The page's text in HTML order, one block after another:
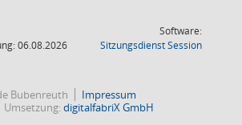
06.08.2026
Software:
SitzungsdienstSession(Wird in
Bubenreuth
Impressum
Umsetzung:digitalfabriX GmbH